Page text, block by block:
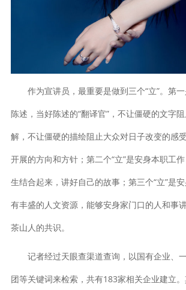
作为宣讲员，最重要是做到三个“立”。第一
陈述，当好陈述的“翻译官”，不让僵硬的文字
解，不让僵硬的描绘阻止大众对日子改变的感
开展的方向和方针；第二个“立”是安身本职工
生结合起来，讲好自己的故事；第三个“立”是
有丰盛的人文资源，能够安身家门口的人和事
茶山人的共识。
记者经过天眼查渠道查询，以国有企业、
团等关键词来检索，共有183家相关企业建立